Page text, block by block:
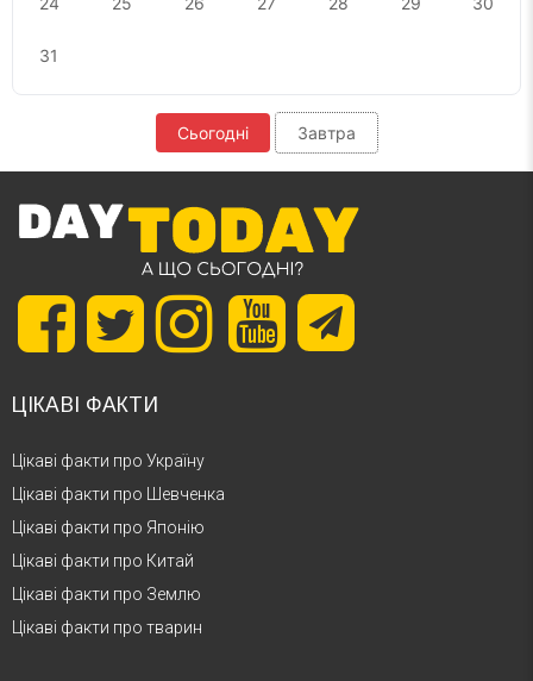
31
Сьогодні Завтра
ЦІКАВІ ФАКТИ
Цікаві факти про Україну
Цікаві факти про Шевченка
Цікаві факти про Японію
Цікаві факти про Китай
Цікаві факти про Землю
Цікаві факти про тварин